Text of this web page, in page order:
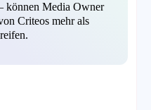
können Media Owner
Criteos mehr als